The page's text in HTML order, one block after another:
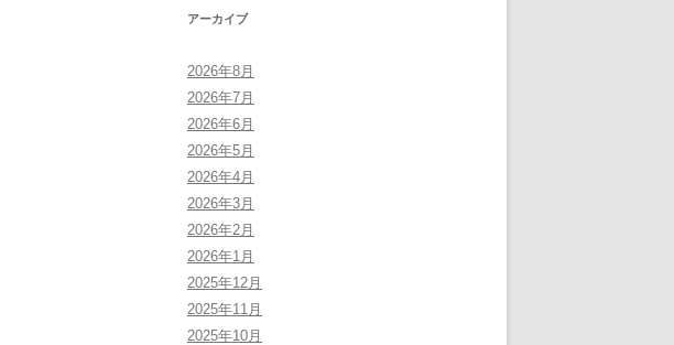
アーカイブ
2026年8月
2026年7月
2026年6月
2026年5月
2026年4月
2026年3月
2026年2月
2026年1月
2025年12月
2025年11月
2025年10月